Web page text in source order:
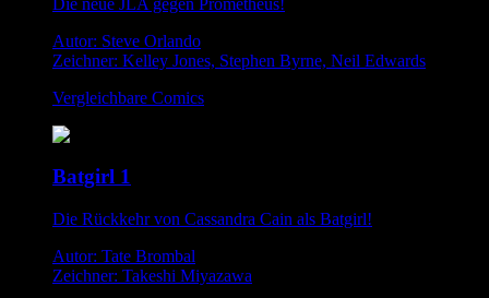
Autor: Steve Orlando
Zeichner: Kelley Jones, Stephen Byrne, Neil Edwards
Vergleichbare Comics
Batgirl 1
Die Rückkehr von Cassandra Cain als Batgirl!
Autor: Tate Brombal
Zeichner: Takeshi Miyazawa